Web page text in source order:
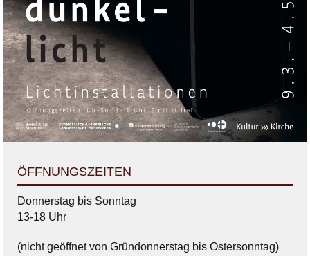
ÖFFNUNGSZEITEN
Donnerstag bis Sonntag
13-18 Uhr
(nicht geöffnet von Gründonnerstag bis Ostersonntag)